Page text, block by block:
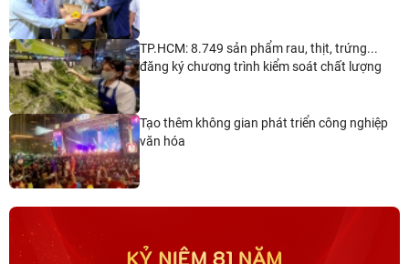
TP.HCM: 8.749 sản phẩm rau, thịt, trứng...
đăng ký chương trình kiểm soát chất lượng
Tạo thêm không gian phát triển công nghiệp
văn hóa